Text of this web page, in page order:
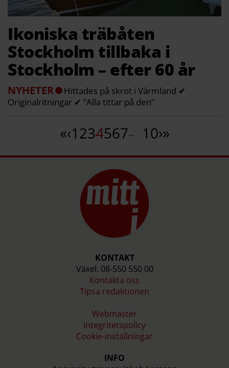
Ikoniska träbåten
Stockholm tillbaka i
Stockholm – efter 60 år
NYHETER
Hittades på skrot i Värmland ✔
Originalritningar ✔ ”Alla tittar på den”
«‹1234567... 10›»
KONTAKT
Växel: 08-550 550 00
Kontakta oss
Tipsa redaktionen
Webmaster
Integritetspolicy
Cookie-inställningar
INFO